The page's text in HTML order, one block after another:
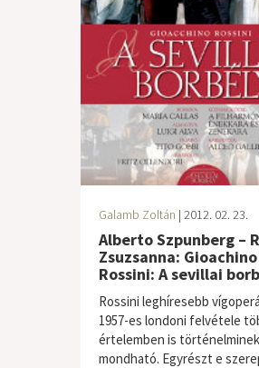
Galamb Zoltán | 2012. 02. 23.
Alberto Szpunberg –
Zsuzsanna: Gioachino
Rossini: A sevillai
Rossini leghíresebb
1957-es londoni felvétele
értelemben is történelminek
mondható. Egyrészt e